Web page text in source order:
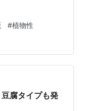
ほど。 （近所の
リニューアルで
ていたらパッケ
、今回は仲間連れ
うか… い…
#植物性
腐タイプも発